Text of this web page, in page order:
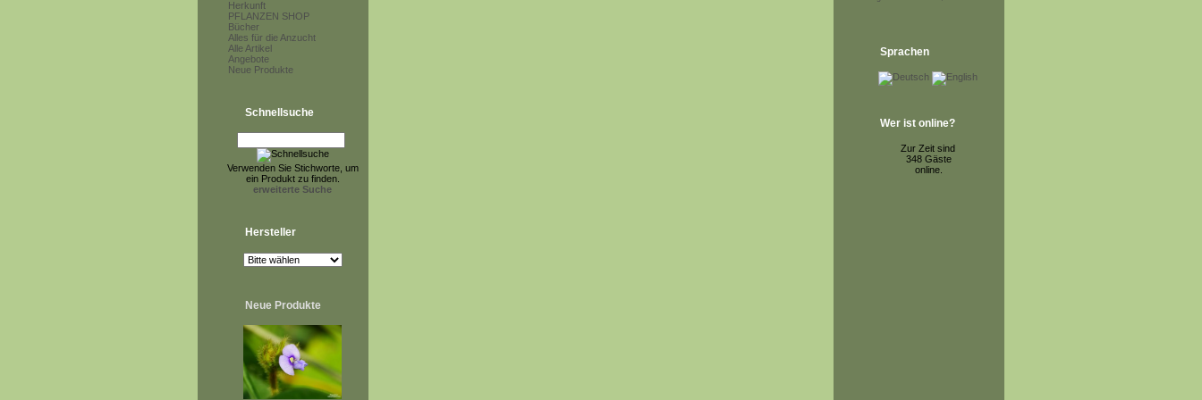
Herkunft
PFLANZEN SHOP
Bücher
Alles für die Anzucht
Alle Artikel
Angebote
Neue Produkte
Schnellsuche
Verwenden Sie Stichworte, um
ein Produkt zu finden.
erweiterte Suche
Hersteller
Neue Produkte
Sprachen
Wer ist online?
Zur Zeit sind
348 Gäste
online.